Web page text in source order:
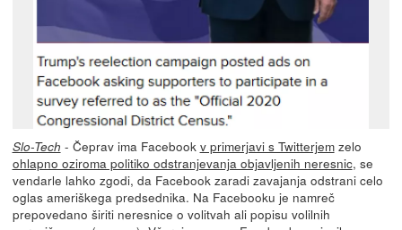
Slo-Tech - Čeprav ima Facebook v primerjavi s Twitterjemzelo
ohlapno oziroma politiko odstranjevanja objavljenih neresnic, se
vendarle lahko zgodi, da Facebook zaradi zavajanja odstrani celo
oglas ameriškega predsednika. Na Facebooku je namreč
prepovedano širiti neresnice o volitvah ali popisu volilnih